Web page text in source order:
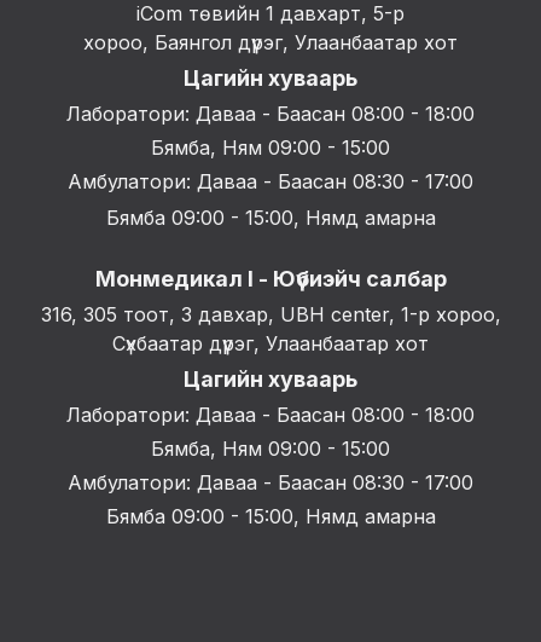
iCom төвийн 1 давхарт, 5-р
хороо, Баянгол дүүрэг, Улаанбаатар хот
Цагийн хуваарь
Лаборатори: Даваа - Баасан 08:00 - 18:00
Бямба, Ням 09:00 - 15:00
Амбулатори: Даваа - Баасан 08:30 - 17:00
Бямба 09:00 - 15:00, Нямд амарна
Монмедикал I - Юүбиэйч салбар
316, 305 тоот, 3 давхар, UBH center, 1-р хороо,
Сүхбаатар дүүрэг, Улаанбаатар хот
Цагийн хуваарь
Лаборатори: Даваа - Баасан 08:00 - 18:00
Бямба, Ням 09:00 - 15:00
Амбулатори: Даваа - Баасан 08:30 - 17:00
Бямба 09:00 - 15:00, Нямд амарна